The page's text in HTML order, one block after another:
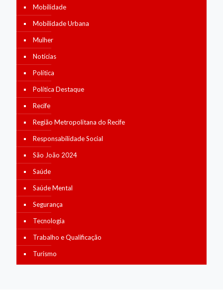
Mobilidade
Mobilidade Urbana
Mulher
Notícias
Política
Política Destaque
Recife
Região Metropolitana do Recife
Responsabilidade Social
São João 2024
Saúde
Saúde Mental
Segurança
Tecnologia
Trabalho e Qualificação
Turismo